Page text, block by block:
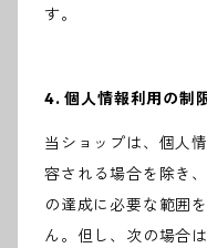
す。
4. 個人情報利用の制
当ショップは、個人
容される場合を除き
の達成に必要な範囲
ん。但し、次の場合